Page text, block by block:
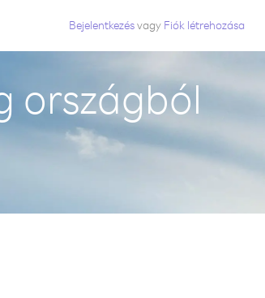
Bejelentkezésvagy Fiók létrehozása
országból